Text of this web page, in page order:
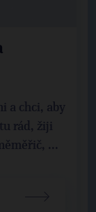
a chci, aby
rád, žiji
...